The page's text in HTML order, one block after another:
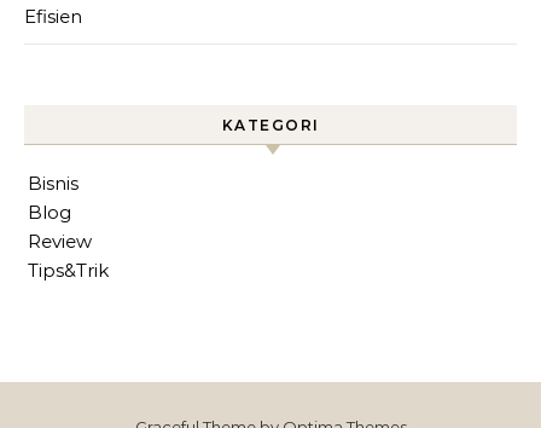
Efisien
KATEGORI
Bisnis
Blog
Review
Tips&Trik